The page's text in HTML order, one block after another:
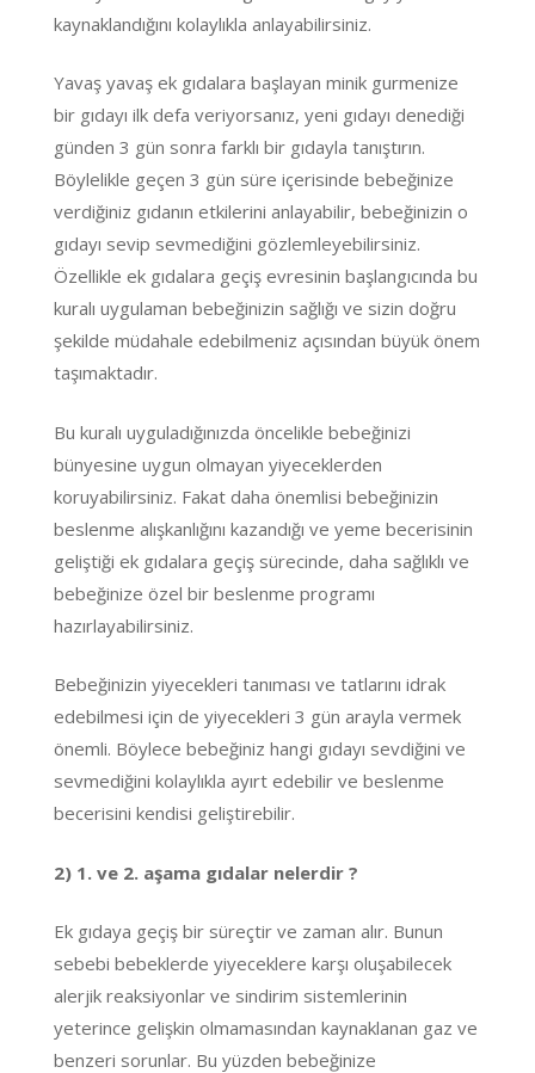
kaynaklandığını kolaylıkla anlayabilirsiniz.
Yavaş yavaş ek gıdalara başlayan minik gurmenize
bir gıdayı ilk defa veriyorsanız, yeni gıdayı denediği
günden 3 gün sonra farklı bir gıdayla tanıştırın.
Böylelikle geçen 3 gün süre içerisinde bebeğinize
verdiğiniz gıdanın etkilerini anlayabilir, bebeğinizin o
gıdayı sevip sevmediğini gözlemleyebilirsiniz.
Özellikle ek gıdalara geçiş evresinin başlangıcında bu
kuralı uygulaman bebeğinizin sağlığı ve sizin doğru
şekilde müdahale edebilmeniz açısından büyük önem
taşımaktadır.
Bu kuralı uyguladığınızda öncelikle bebeğinizi
bünyesine uygun olmayan yiyeceklerden
koruyabilirsiniz. Fakat daha önemlisi bebeğinizin
beslenme alışkanlığını kazandığı ve yeme becerisinin
geliştiği ek gıdalara geçiş sürecinde, daha sağlıklı ve
bebeğinize özel bir beslenme programı
hazırlayabilirsiniz.
Bebeğinizin yiyecekleri tanıması ve tatlarını idrak
edebilmesi için de yiyecekleri 3 gün arayla vermek
önemli. Böylece bebeğiniz hangi gıdayı sevdiğini ve
sevmediğini kolaylıkla ayırt edebilir ve beslenme
becerisini kendisi geliştirebilir.
2) 1. ve 2. aşama gıdalar nelerdir ?
Ek gıdaya geçiş bir süreçtir ve zaman alır. Bunun
sebebi bebeklerde yiyeceklere karşı oluşabilecek
alerjik reaksiyonlar ve sindirim sistemlerinin
yeterince gelişkin olmamasından kaynaklanan gaz ve
benzeri sorunlar. Bu yüzden bebeğinize